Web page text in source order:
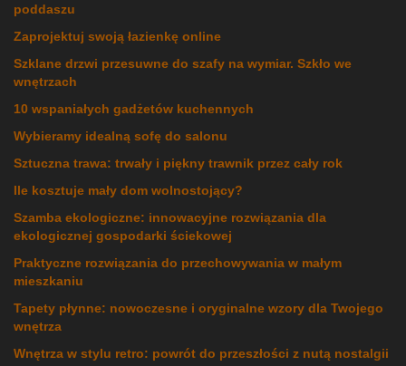
poddaszu
Zaprojektuj swoją łazienkę online
Szklane drzwi przesuwne do szafy na wymiar. Szkło we
wnętrzach
10 wspaniałych gadżetów kuchennych
Wybieramy idealną sofę do salonu
Sztuczna trawa: trwały i piękny trawnik przez cały rok
Ile kosztuje mały dom wolnostojący?
Szamba ekologiczne: innowacyjne rozwiązania dla
ekologicznej gospodarki ściekowej
Praktyczne rozwiązania do przechowywania w małym
mieszkaniu
Tapety płynne: nowoczesne i oryginalne wzory dla Twojego
wnętrza
Wnętrza w stylu retro: powrót do przeszłości z nutą nostalgii